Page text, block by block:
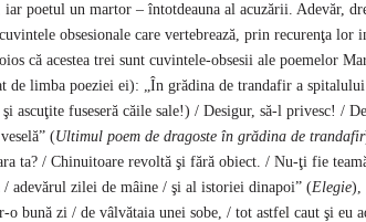
poetul un martor – întotdeauna al acuzării. Adevăr,
obsesionale care vertebrează, prin recurenţa
că acestea trei sunt cuvintele-obsesii ale poemelor
de limba poeziei ei): „În grădina de trandafir a
ascuţite fuseseră căile sale!) / Desigur, să-l privesc! /
(Ultimul poem de dragoste în grădina de trandafir
ta? / Chinuitoare revoltă şi fără obiect. / Nu-ţi fie
/ adevărul zilei de mâine / şi al istoriei dinapoi” (Elegie),
o bună zi / de vâlvătaia unei sobe, / tot astfel caut şi eu